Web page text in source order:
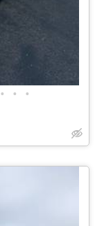
• • •